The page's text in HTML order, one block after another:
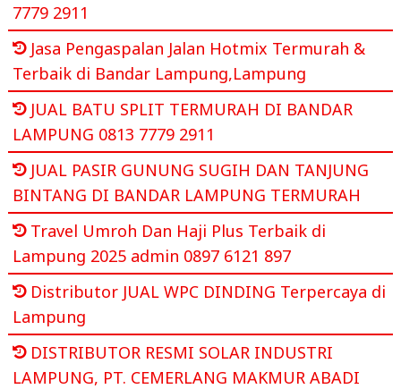
7779 2911
Jasa Pengaspalan Jalan Hotmix Termurah &
Terbaik di Bandar Lampung,Lampung
JUAL BATU SPLIT TERMURAH DI BANDAR
LAMPUNG 0813 7779 2911
JUAL PASIR GUNUNG SUGIH DAN TANJUNG
BINTANG DI BANDAR LAMPUNG TERMURAH
Travel Umroh Dan Haji Plus Terbaik di
Lampung 2025 admin 0897 6121 897
Distributor JUAL WPC DINDING Terpercaya di
Lampung
DISTRIBUTOR RESMI SOLAR INDUSTRI
LAMPUNG, PT. CEMERLANG MAKMUR ABADI